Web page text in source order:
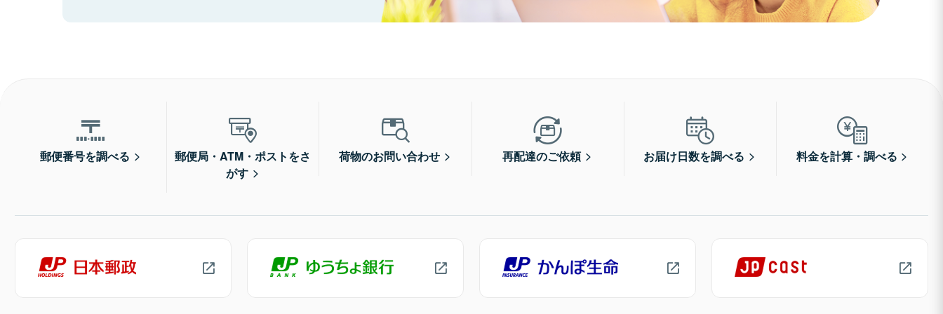
郵便番号を調べる
郵便局・ATM・ポストをさ
がす
荷物のお問い合わせ 再配達のご依頼 お届け日数を調べる 料金を計算・調べる